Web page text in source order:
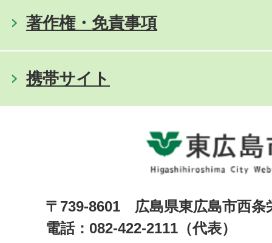
著作権・免責事項
携帯サイト
〒739-8601 広島県東広島市西
電話：082-422-2111（代表）